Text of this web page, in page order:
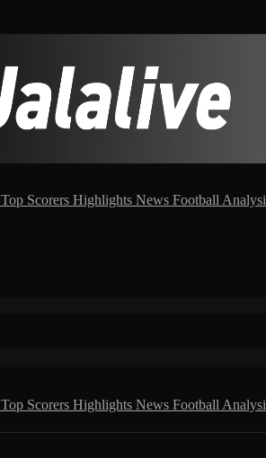
Top Scorers Highlights News Football
Top Scorers Highlights News Football